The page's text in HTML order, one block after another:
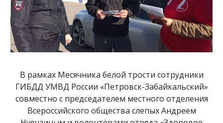
В рамках Месячника белой трости сотрудники
ГИБДД УМВД России «Петровск-Забайкальский»
совместно с председателем местного отделения
Всероссийского общества слепых Андреем